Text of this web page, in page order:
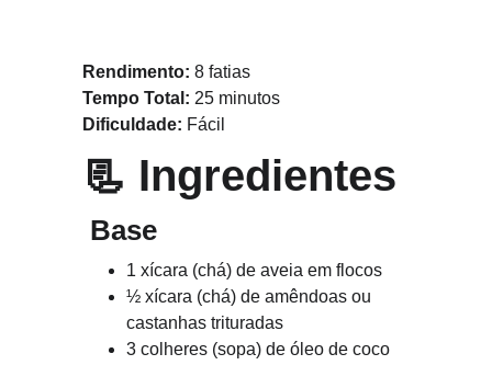
Rendimento: 8 fatias
Tempo Total: 25 minutos
Dificuldade: Fácil
📃 Ingredientes
Base
1 xícara (chá) de aveia em flocos
½ xícara (chá) de amêndoas ou
castanhas trituradas
3 colheres (sopa) de óleo de coco